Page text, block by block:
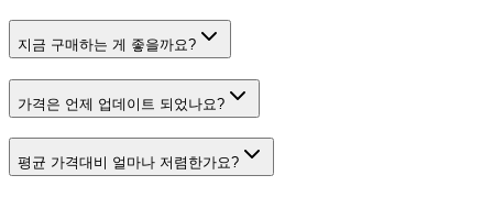
지금 구매하는 게 좋을까요?
가격은 언제 업데이트 되었나요?
평균 가격대비 얼마나 저렴한가요?